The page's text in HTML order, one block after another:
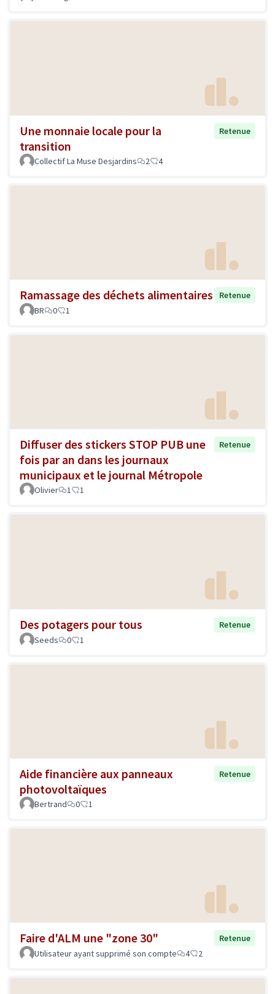
Une monnaie locale pour la
transition
Retenue
Collectif La Muse Desjardins 2 4
Ramassage des déchets alimentaires
Retenue
BR
0 1
Diffuser des stickers STOP PUB une
fois par an dans les journaux
municipaux et le journal Métropole
Retenue
Olivier 1 1
Des potagers pour tous
Retenue
Seeds
0 1
Aide financière aux panneaux
photovoltaïques
Retenue
Bertrand 0 1
Faire d'ALM une "zone 30"
Retenue
Utilisateur ayant supprimé son compte
4 2